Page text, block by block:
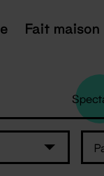
Fait maison